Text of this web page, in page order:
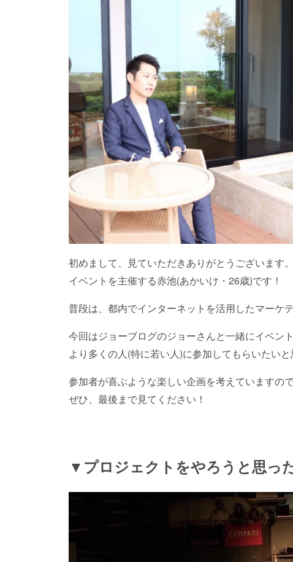
初めまして、見ていただきありがとうございます。
イベントを主催する赤池(あかいけ・26歳)です！
普段は、都内でインターネットを活用したマーケ
今回はジョーブログのジョーさんと一緒にイベン
より多くの人(特に若い人)に参加してもらいたいと
参加者が喜ぶような楽しい企画を考えていますので
ぜひ、最後まで見てください！
▼プロジェクトをやろうと思っ